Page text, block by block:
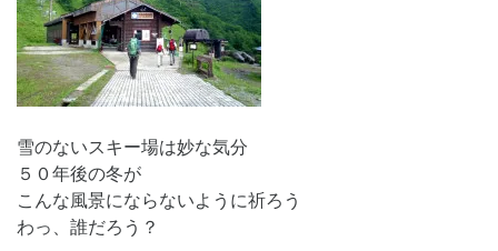
雪のないスキー場は妙な気分
５０年後の冬が
こんな風景にならないように祈ろう
わっ、誰だろう？